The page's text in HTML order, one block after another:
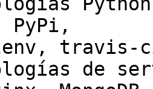
PyPi,